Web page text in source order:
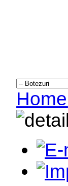
Home